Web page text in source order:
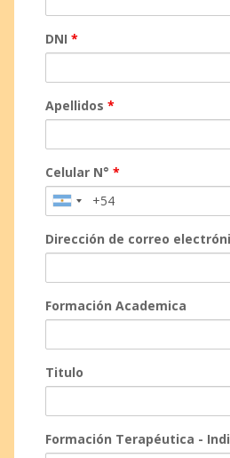
DNI *
Apellidos *
Celular N° *
Dirección de correo
Formación Academica
Titulo
Formación Terapéutica -